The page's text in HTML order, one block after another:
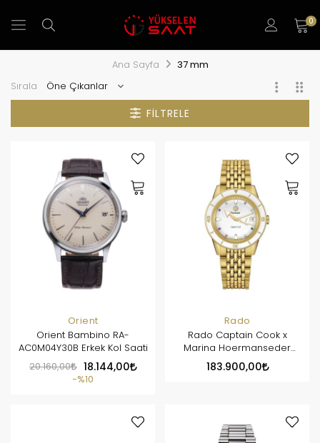
0
Ana Sayfa 37 mm
Sırala
FILTRELE
Orient
Orient Bambino RA-
AC0M04Y30B Erkek Kol Saati
20.160,00
18.144,00
%10
Rado
Rado Captain Cook x
Marina Hoermanseder
Heartbeat R32117708
183.900,00